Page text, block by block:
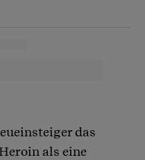
das
als eine